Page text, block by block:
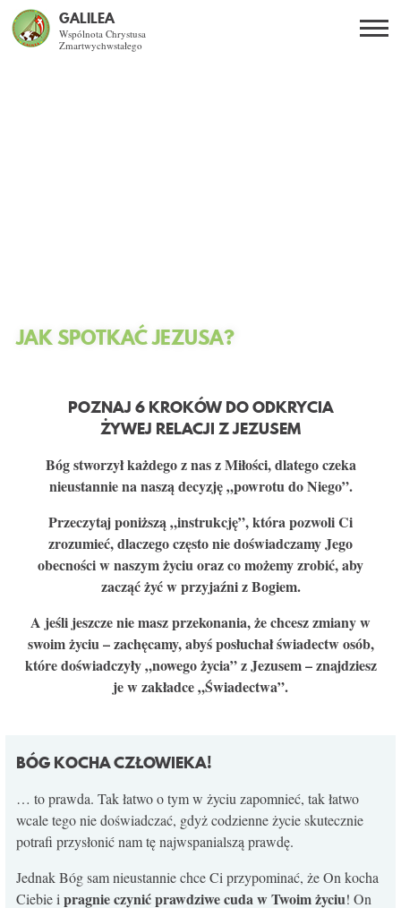
GALILEA
Wspólnota Chrystusa
Zmartwychwstałego
WSPÓLNOTA
KONTAKT
JAK SPOTKAĆ JEZUSA?
POZNAJ 6 KROKÓW DO ODKRYCIA
ŻYWEJ RELACJI Z JEZUSEM
Bóg stworzył każdego z nas z Miłości, dlatego czeka
nieustannie na naszą decyzję „powrotu do Niego”.
Przeczytaj poniższą „instrukcję”, która pozwoli Ci
zrozumieć, dlaczego często nie doświadczamy Jego
obecności w naszym życiu oraz co możemy zrobić, aby
zacząć żyć w przyjaźni z Bogiem.
A jeśli jeszcze nie masz przekonania, że chcesz zmiany w
swoim życiu – zachęcamy, abyś posłuchał świadectw osób,
które doświadczyły „nowego życia” z Jezusem – znajdziesz
je w zakładce „Świadectwa”.
BÓG KOCHA CZŁOWIEKA!
… to prawda. Tak łatwo o tym w życiu zapomnieć, tak łatwo
wcale tego nie doświadczać, gdyż codzienne życie skutecznie
potrafi przysłonić nam tę najwspanialszą prawdę.
Jednak Bóg sam nieustannie chce Ci przypominać, że On kocha
Ciebie i pragnie czynić prawdziwe cuda w Twoim życiu! On